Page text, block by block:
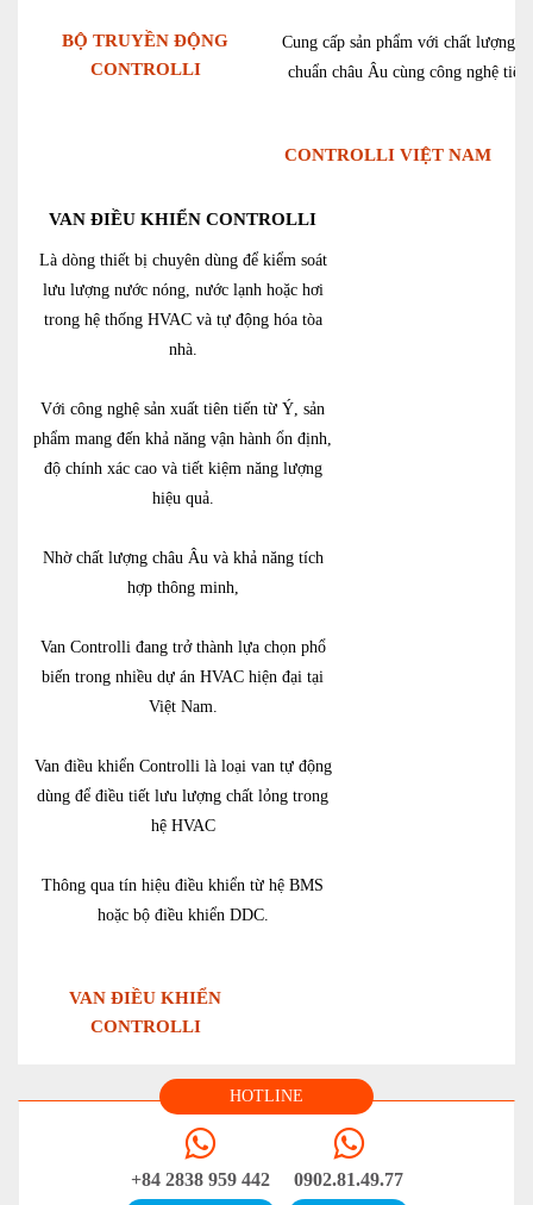
BỘ TRUYỀN ĐỘNG
CONTROLLI
Cung cấp sản phẩm với chất lượng
chuẩn châu Âu cùng công nghệ
CONTROLLI VIỆT NAM
VAN ĐIỀU KHIỂN CONTROLLI
Là dòng thiết bị chuyên dùng để kiểm soát
lưu lượng nước nóng, nước lạnh hoặc hơi
trong hệ thống HVAC và tự động hóa tòa
nhà.
Với công nghệ sản xuất tiên tiến từ Ý, sản
phẩm mang đến khả năng vận hành ổn định,
độ chính xác cao và tiết kiệm năng lượng
hiệu quả.
Nhờ chất lượng châu Âu và khả năng tích
hợp thông minh,
Van Controlli đang trở thành lựa chọn phổ
biến trong nhiều dự án HVAC hiện đại tại
Việt Nam.
Van điều khiển Controlli là loại van tự động
dùng để điều tiết lưu lượng chất lỏng trong
hệ HVAC
Thông qua tín hiệu điều khiển từ hệ BMS
hoặc bộ điều khiển DDC.
VAN ĐIỀU KHIỂN
CONTROLLI
HOTLINE
+84 2838 959 442 0902.81.49.77